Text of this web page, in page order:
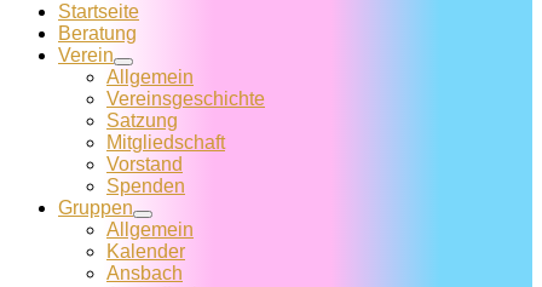
Startseite
Beratung
Verein
Allgemein
Vereins­geschichte
Satzung
Mitglied­schaft
Vorstand
Spenden
Gruppen
Allgemein
Kalender
Ansbach